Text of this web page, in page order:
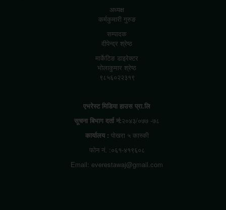
अध्यक्ष
कर्मकुमारी गुरुङ
सम्पादक
दीपेन्द्र श्रेष्ठ
मार्केटिङ डाइरेक्टर
भोलाकुमार श्रेष्ठ
९८५६०२२३१९
एभरेस्ट मिडिया हाउस प्रा.लि
सूचना बिभाग दर्ता नं:२०४३/०७७ -७८
कार्यालय : पोखरा ५ कास्की
फोन नं. :०६१-४१९६०८
Email: everestawaj@gmail.com